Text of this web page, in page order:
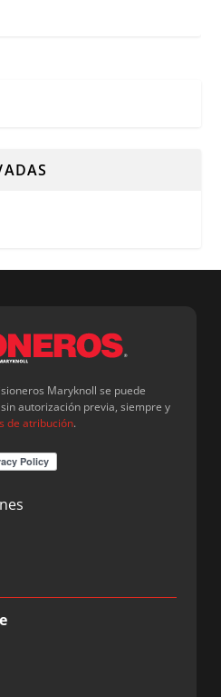
Maryknoll se puede
autorización previa, siempre y
de atribución.